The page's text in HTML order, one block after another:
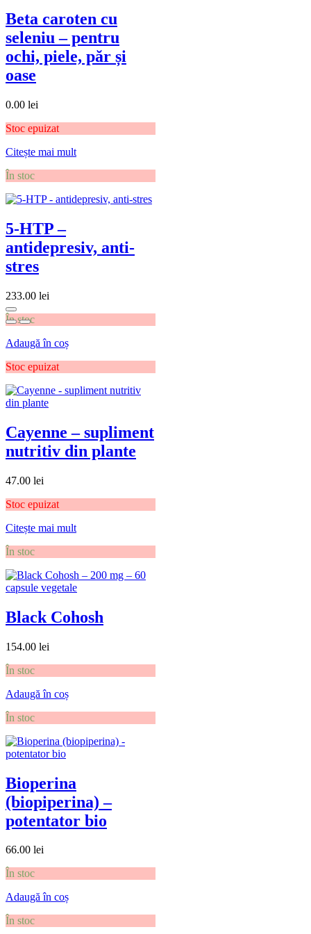
Beta caroten cu
seleniu – pentru
ochi, piele, păr și
oase
0.00 lei
Stoc epuizat
Citește mai mult
În stoc
5-HTP –
antidepresiv, anti-
stres
233.00 lei
În stoc
Adaugă în coș
Stoc epuizat
Cayenne – supliment
nutritiv din plante
47.00 lei
Stoc epuizat
Citește mai mult
În stoc
Black Cohosh
154.00 lei
În stoc
Adaugă în coș
În stoc
Bioperina
(biopiperina) –
potentator bio
66.00 lei
În stoc
Adaugă în coș
În stoc